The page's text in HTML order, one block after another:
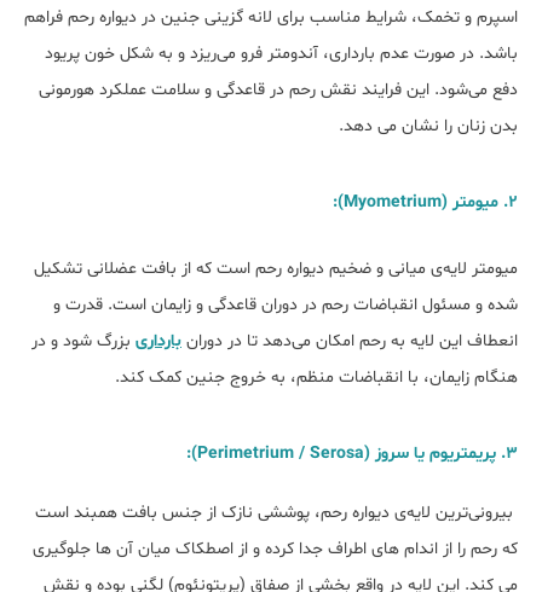
اسپرم و تخمک، شرایط مناسب برای لانه‌ گزینی جنین در دیواره رحم فراهم
باشد. در صورت عدم بارداری، آندومتر فرو می‌ریزد و به شکل خون پریود
دفع می‌شود. این فرایند نقش رحم در قاعدگی و سلامت عملکرد هورمونی
بدن زنان را نشان می دهد.
2. میومتر (Myometrium):
میومتر لایه‌ی میانی و ضخیم دیواره رحم است که از بافت عضلانی تشکیل
شده و مسئول انقباضات رحم در دوران قاعدگی و زایمان است. قدرت و
انعطاف این لایه به رحم امکان می‌دهد تا در دوران بارداری بزرگ شود و در
هنگام زایمان، با انقباضات منظم، به خروج جنین کمک کند.
3. پریمتریوم یا سروز (Perimetrium / Serosa):
بیرونی‌ترین لایه‌ی دیواره رحم، پوششی نازک از جنس بافت همبند است
که رحم را از اندام‌ های اطراف جدا کرده و از اصطکاک میان آن‌ ها جلوگیری
می ‌کند. این لایه در واقع بخشی از صفاق (پریتونئوم) لگنی بوده و نقش